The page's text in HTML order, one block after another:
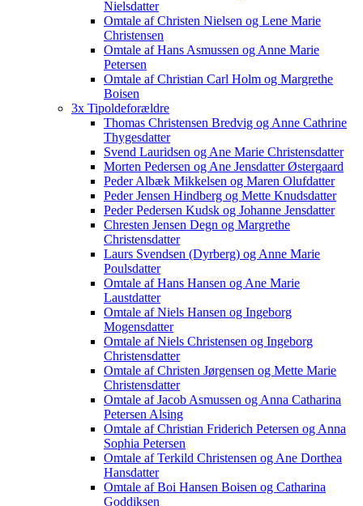
Nielsdatter
Omtale af Christen Nielsen og Lene Marie
Christensen
Omtale af Hans Asmussen og Anne Marie
Petersen
Omtale af Christian Carl Holm og Margrethe
Boisen
3x Tipoldeforældre
Thomas Christensen Bredvig og Anne Cathrine
Thygesdatter
Svend Lauridsen og Ane Marie Christensdatter
Morten Pedersen og Ane Jensdatter Østergaard
Peder Albæk Mikkelsen og Maren Olufdatter
Peder Jensen Hindberg og Mette Knudsdatter
Peder Pedersen Kudsk og Johanne Jensdatter
Chresten Jensen Degn og Margrethe
Christensdatter
Laurs Svendsen (Dyrberg) og Anne Marie
Poulsdatter
Omtale af Hans Hansen og Ane Marie
Laustdatter
Omtale af Niels Hansen og Ingeborg
Mogensdatter
Omtale af Niels Christensen og Ingeborg
Christensdatter
Omtale af Christen Jørgensen og Mette Marie
Christensdatter
Omtale af Jacob Asmussen og Anna Catharina
Petersen Alsing
Omtale af Christian Friderich Petersen og Anna
Sophia Petersen
Omtale af Terkild Christensen og Ane Dorthea
Hansdatter
Omtale af Boi Hansen Boisen og Catharina
Goddiksen